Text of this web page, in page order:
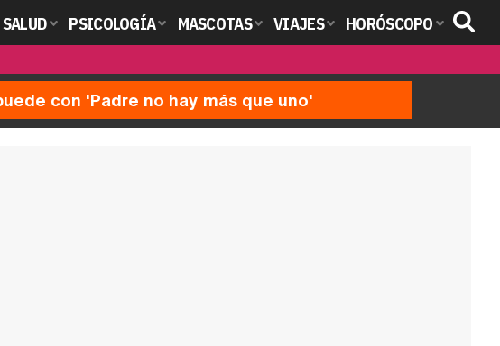
SALUD PSICOLOGÍA MASCOTAS VIAJES HORÓSCOPO
con 'Padre no hay más que uno'